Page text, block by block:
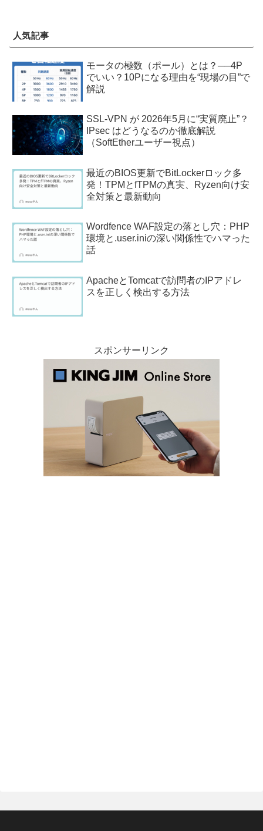
人気記事
モータの極数（ポール）とは？──4P
でいい？10Pになる理由を“現場の目”で
解説
SSL-VPN が 2026年5月に“実質廃止”？
IPsec はどうなるのか徹底解説
（SoftEtherユーザー視点）
最近のBIOS更新でBitLockerロック多
発！TPMとfTPMの真実、Ryzen向け安
全対策と最新動向
Wordfence WAF設定の落とし穴：PHP
環境と.user.iniの深い関係性でハマった
話
ApacheとTomcatで訪問者のIPアドレ
スを正しく検出する方法
スポンサーリンク